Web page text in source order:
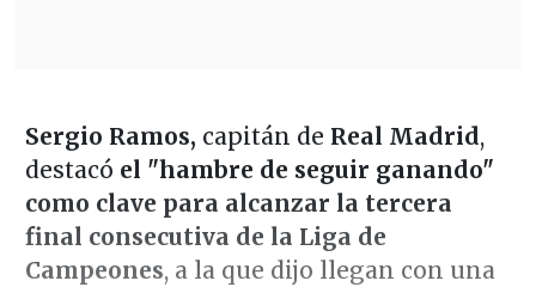
Sergio Ramos, capitán de Real Madrid,
destacó el "hambre de seguir ganando"
como clave para alcanzar la tercera
final consecutiva de la Liga de
Campeones, a la que dijo llegan con una